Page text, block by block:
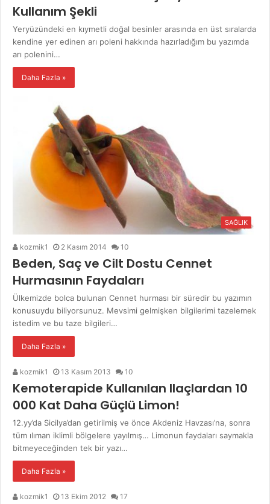
Kullanım Şekli
Yeryüzündeki en kıymetli doğal besinler arasında en üst sıralarda
kendine yer edinen arı poleni hakkında hazırladığım bu yazımda
arı polenini…
Daha Fazla »
SAĞLIK
kozmik1 2 Kasım 2014 10
Beden, Saç ve Cilt Dostu Cennet
Hurmasının Faydaları
Ülkemizde bolca bulunan Cennet hurması bir süredir bu yazımın
konusuydu biliyorsunuz. Mevsimi gelmişken bilgilerimi tazelemek
istedim ve bu taze bilgileri…
Daha Fazla »
kozmik1 13 Kasım 2013 10
Kemoterapide Kullanılan Ilaçlardan 10
000 Kat Daha Güçlü Limon!
12.yy’da Sicilya’dan getirilmiş ve önce Akdeniz Havzası’na, sonra
tüm ılıman iklimli bölgelere yayılmış… Limonun faydaları saymakla
bitmeyeceğinden tek bir yazı…
Daha Fazla »
kozmik1 13 Ekim 2012 17